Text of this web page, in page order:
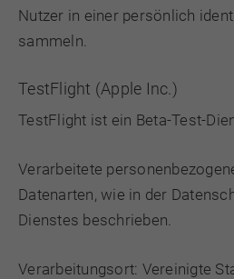
Nutzer in einer persönlich
sammeln.
TestFlight (Apple Inc.)
TestFlight ist ein Beta-Test-
Verarbeitete
Datenarten, wie in der
Dienstes beschrieben.
Verarbeitungsort: Vereinigte